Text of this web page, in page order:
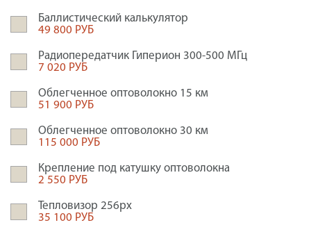
Баллистический калькулятор
49 800 РУБ
Радиопередатчик Гиперион 300-500 МГц
7 020 РУБ
Облегченное оптоволокно 15 км
51 900 РУБ
Облегченное оптоволокно 30 км
115 000 РУБ
Крепление под катушку оптоволокна
2 550 РУБ
Тепловизор 256px
35 100 РУБ